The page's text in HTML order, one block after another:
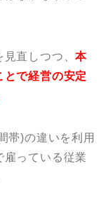
見直しつつ、本
で経営の安定
帯)の違いを利用
雇っている従業